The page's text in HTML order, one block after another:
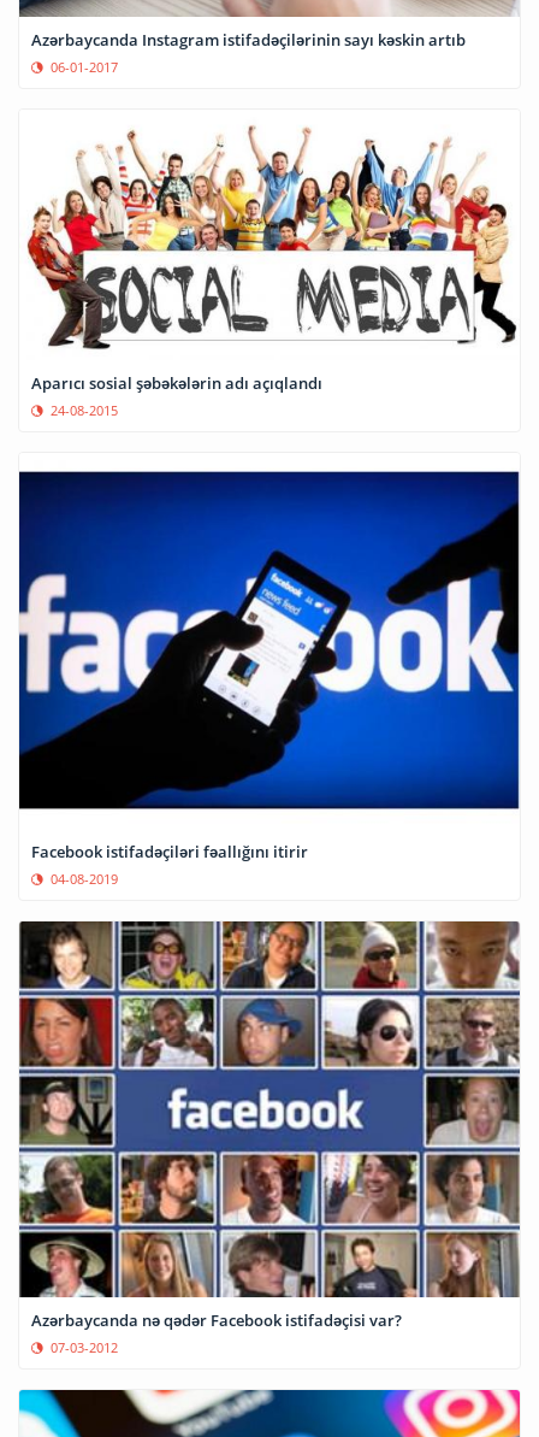
Azərbaycanda Instagram istifadəçilərinin sayı kəskin artıb
06-01-2017
Aparıcı sosial şəbəkələrin adı açıqlandı
24-08-2015
Facebook istifadəçiləri fəallığını itirir
04-08-2019
Azərbaycanda nə qədər Facebook istifadəçisi var?
07-03-2012